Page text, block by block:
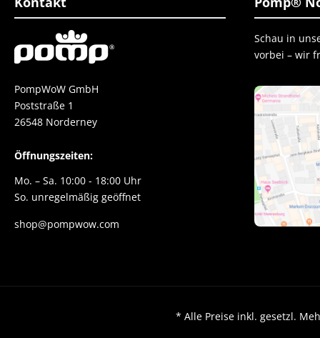
PompWoW GmbH
Poststraße 1
26548 Norderney
Öffnungszeiten:
Mo. – Sa. 10:00 - 18:00 Uhr
So. unregelmäßig geöffnet
shop@pompwow.com
Schau in
vorbei – wir
* Alle Preise inkl. gesetzl.